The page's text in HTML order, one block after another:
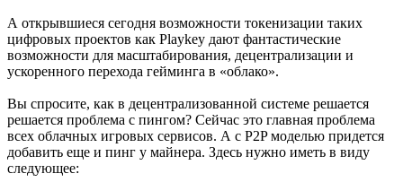
А открывшиеся сегодня возможности токенизации таких
цифровых проектов как Playkey дают фантастические
возможности для масштабирования, децентрализации и
ускоренного перехода гейминга в «облако».
Вы спросите, как в децентрализованной системе решается
решается проблема с пингом? Сейчас это главная проблема
всех облачных игровых сервисов. А с P2P моделью придется
добавить еще и пинг у майнера. Здесь нужно иметь в виду
следующее: